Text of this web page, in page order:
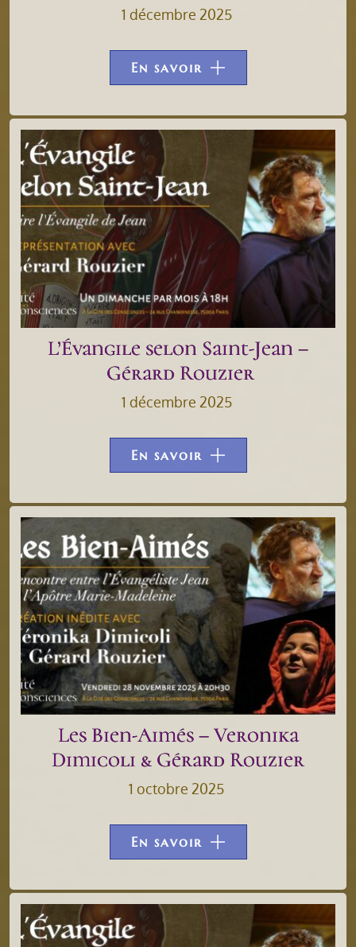
1 décembre 2025
En savoir
L’Évangile selon Saint-Jean –
Gérard Rouzier
1 décembre 2025
En savoir
Les Bien-Aimés – Veronika
Dimicoli & Gérard Rouzier
1 octobre 2025
En savoir